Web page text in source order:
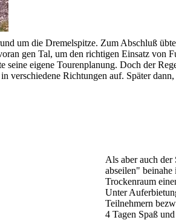
um die Dremelspitze. Zum Abschluß
gen Tal, um den richtigen Einsatz von
eigene Tourenplanung. Doch der
verschiedene Richtungen auf. Später
Als aber auch
abseilen"
Trockenraum
Unter
Teilnehmern
4 Tagen Spaß